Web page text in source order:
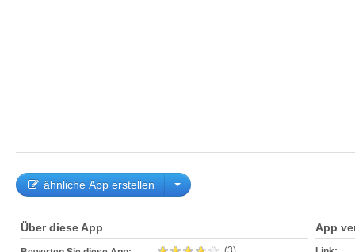
ähnliche App erstellen
Über diese App App